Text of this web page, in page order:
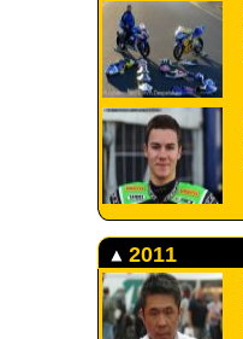
2011